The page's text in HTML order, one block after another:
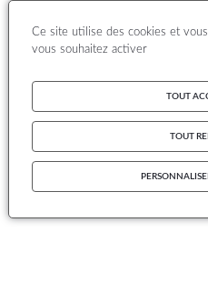
Ce site utilise des cookies et
vous souhaitez activer
TOUT
TOUT